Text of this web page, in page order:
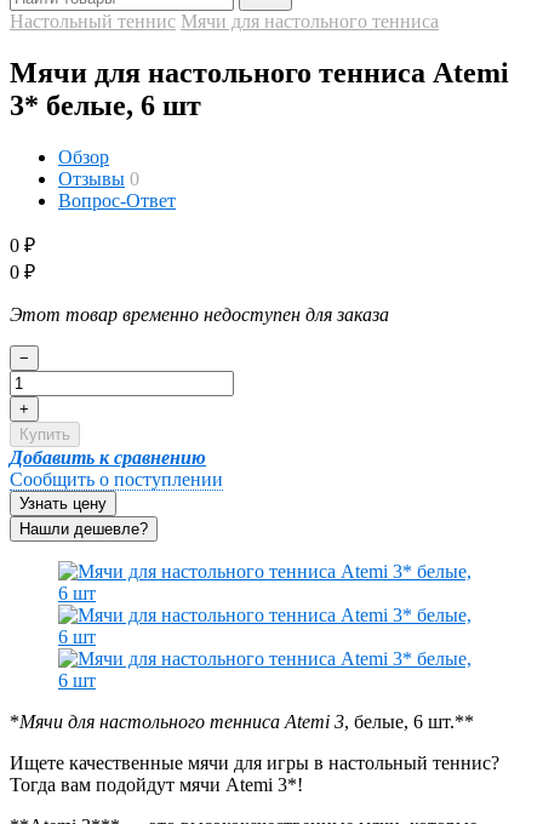
Настольный теннис Мячи для настольного тенниса
Мячи для настольного тенниса Atemi
3* белые, 6 шт
Обзор
Отзывы 0
Вопрос-Ответ
0 ₽
0 ₽
Этот товар временно недоступен для заказа
−
+
Купить
Добавить к сравнению
Сообщить о поступлении
Узнать цену
*Мячи для настольного тенниса Atemi 3, белые, 6 шт.**
Ищете качественные мячи для игры в настольный теннис?
Тогда вам подойдут мячи Atemi 3*!